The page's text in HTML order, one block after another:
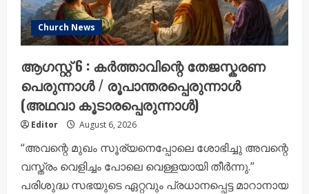
Church News
ആഗസ്റ്റ് 6 : കർത്താവിന്റെ തേജസ്കരണ
പെരുന്നാൾ / രൂപാന്തരപ്പെരുന്നാൾ
(അഥവാ കൂടാരപ്പെരുന്നാൾ)
Editor August 6, 2026
“അവന്റെ മുഖം സൂര്യനെപ്പോലെ ശോഭിച്ചു അവന്റെ
വസ്ത്രം വെളിച്ചം പോലെ വെള്ളയായി തീർന്നു.”
പരിശുദ്ധ സഭയുടെ ഏറ്റവും പ്രധാനപ്പെട്ട മാറാനായ